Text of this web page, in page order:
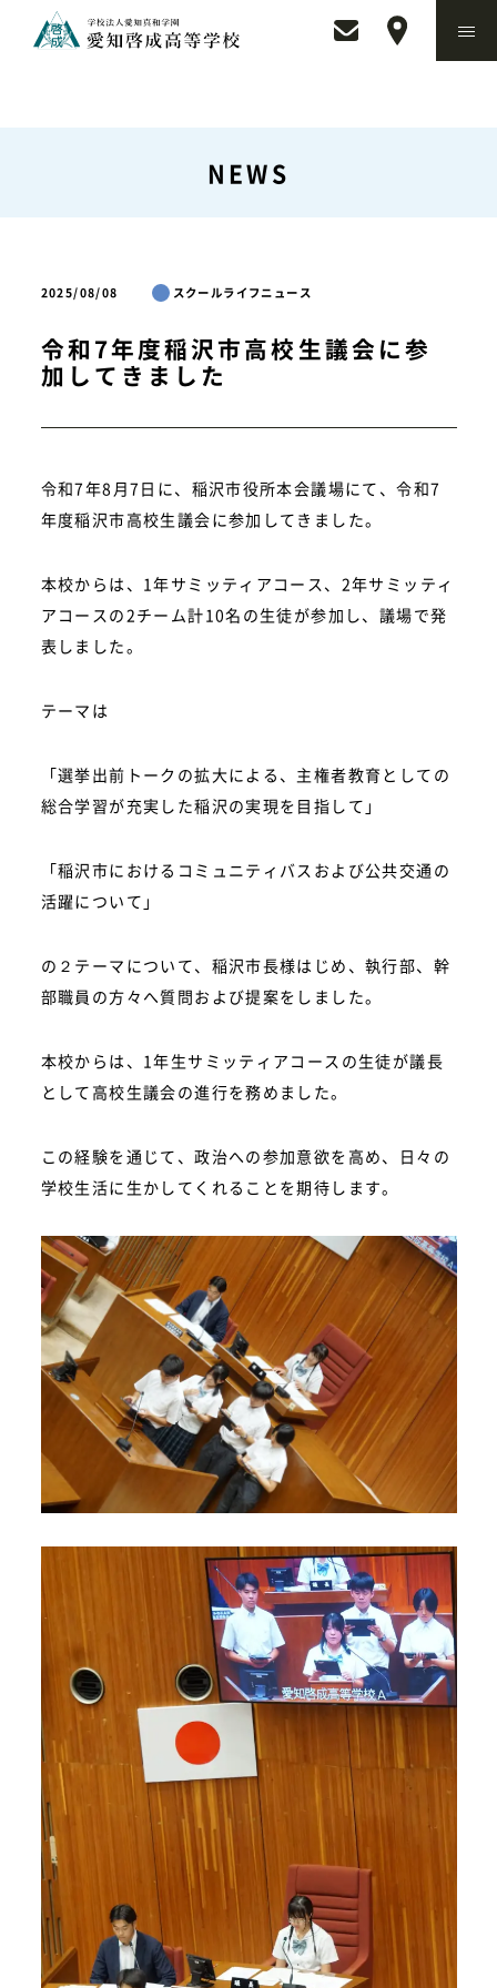
NEWS
2025/08/08 スクールライフニュース
令和7年度稲沢市高校生議会に参
加してきました
令和7年8月7日に、稲沢市役所本会議場にて、令和7
年度稲沢市高校生議会に参加してきました。
本校からは、1年サミッティアコース、2年サミッティ
アコースの2チーム計10名の生徒が参加し、議場で発
表しました。
テーマは
「選挙出前トークの拡大による、主権者教育としての
総合学習が充実した稲沢の実現を目指して」
「稲沢市におけるコミュニティバスおよび公共交通の
活躍について」
の２テーマについて、稲沢市長様はじめ、執行部、幹
部職員の方々へ質問および提案をしました。
本校からは、1年生サミッティアコースの生徒が議長
として高校生議会の進行を務めました。
この経験を通じて、政治への参加意欲を高め、日々の
学校生活に生かしてくれることを期待します。